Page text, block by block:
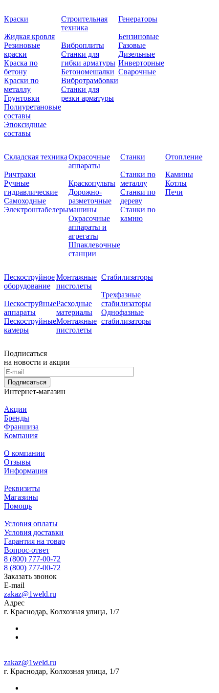
Краски
Жидкая кровля
Резиновые
краски
Краска по
бетону
Краски по
металлу
Грунтовки
Полиуретановые
составы
Эпоксидные
составы
Строительная
техника
Виброплиты
Станки для
гибки арматуры
Бетономешалки
Вибротрамбовки
Станки для
резки арматуры
Генераторы
Бензиновые
Газовые
Дизельные
Инверторные
Сварочные
Складская техника
Ричтраки
Ручные
гидравлические
Самоходные
Электроштабелеры
Окрасочные
аппараты
Краскопульты
Дорожно-
разметочные
машины
Окрасочные
аппараты и
агрегаты
Шпаклевочные
станции
Станки
Станки по
металлу
Станки по
дереву
Станки по
камню
Отопление
Камины
Котлы
Печи
Пескоструйное
оборудование
Пескоструйные
аппараты
Пескоструйные
камеры
Монтажные
пистолеты
Расходные
материалы
Монтажные
пистолеты
Стабилизаторы
Трехфазные
стабилизаторы
Однофазные
стабилизаторы
Подписаться
на новости и акции
Подписаться
Интернет-магазин
Акции
Бренды
Франшиза
Компания
О компании
Отзывы
Информация
Реквизиты
Магазины
Помощь
Условия оплаты
Условия доставки
Гарантия на товар
Вопрос-ответ
8 (800) 777-00-72
8 (800) 777-00-72
Заказать звонок
E-mail
zakaz@1weld.ru
Адрес
г. Краснодар, Колхозная улица, 1/7
zakaz@1weld.ru
г. Краснодар, Колхозная улица, 1/7